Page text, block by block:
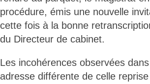
procédure, émis une nouvelle
cette fois à la bonne
du Directeur de cabinet.
Les incohérences observées
adresse différente de celle